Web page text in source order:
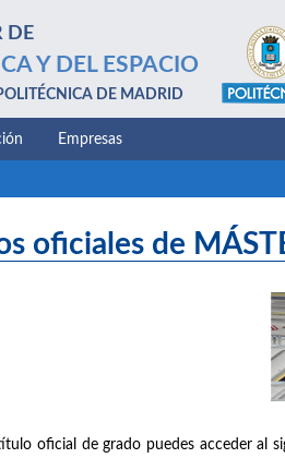
DE
Y DEL ESPACIO
DE MADRID
Empresas
oficiales de
oficial de grado puedes acceder al